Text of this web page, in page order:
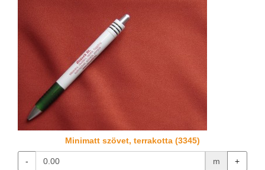
Minimatt szövet, terrakotta (3345)
- m +